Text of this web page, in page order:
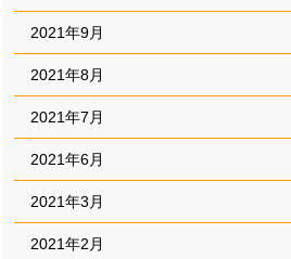
2021年9月
2021年8月
2021年7月
2021年6月
2021年3月
2021年2月